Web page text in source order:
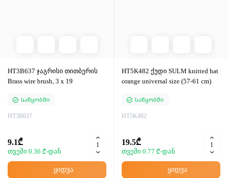
HT3B637 ჯაგრისი თითბერის
Brass wire brush, 3 x 19
Საწყობში
HT3B637
9.1₾
თვეში 0.36 ₾-დან
ყიდვა
HT5K482 ქუდი SULM knitted hat
orange universal size (57-61 cm)
Საწყობში
HT5K482
19.5₾
თვეში 0.77 ₾-დან
ყიდვა